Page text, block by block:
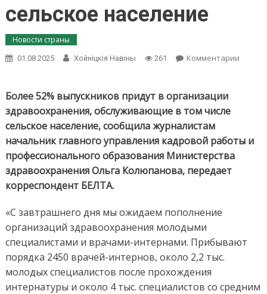
сельское население
Новости страны
01.08.2025 Хойнiцкiя Навiны 261 Комментарииon
Более 52% выпускников придут в организации
здравоохранения, обслуживающие в том числе
сельское население, сообщила журналистам
начальник главного управления кадровой работы и
профессионального образования Министерства
здравоохранения Ольга Колюпанова, передает
корреспондент БЕЛТА.
«С завтрашнего дня мы ожидаем пополнение
организаций здравоохранения молодыми
специалистами и врачами-интернами. Прибывают
порядка 2450 врачей-интернов, около 2,2 тыс.
молодых специалистов после прохождения
интернатуры и около 4 тыс. специалистов со средним